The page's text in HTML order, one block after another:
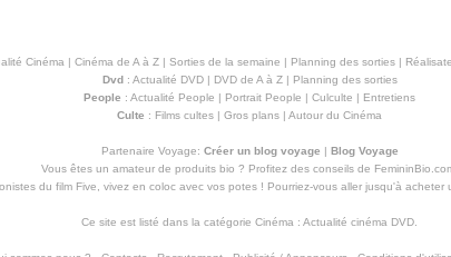
Cinéma | Cinéma de A à Z| Sorties de la semaine | Planning des sorties|
Dvd: Actualité DVD| DVD de A à Z| Planning des sorties
People : Actualité People | Portrait People | Culculte | Entretiens
Culte : Films cultes | Gros plans | Autour du Cinéma
Partenaire Voyage: Créer un blog voyage | Blog Voyage
Vous êtes un amateur de produits bio ? Profitez des conseils de
du film Five, vivez en coloc avec vos potes ! Pourriez-vous aller jusqu'à acheter
Ce site est listé dans la catégorie Cinéma : Actualité cinéma DVD